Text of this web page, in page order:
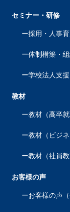
セミナー・研修
採用・人事
体制構築・
学校法人支援
教材
教材（高卒就
教材（ビジネ
教材（社員教
お客様の声
お客様の声（